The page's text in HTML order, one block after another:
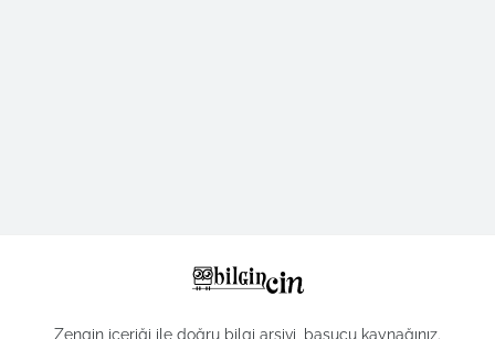
Zengin içeriği ile doğru bilgi arşivi, başucu kaynağınız.